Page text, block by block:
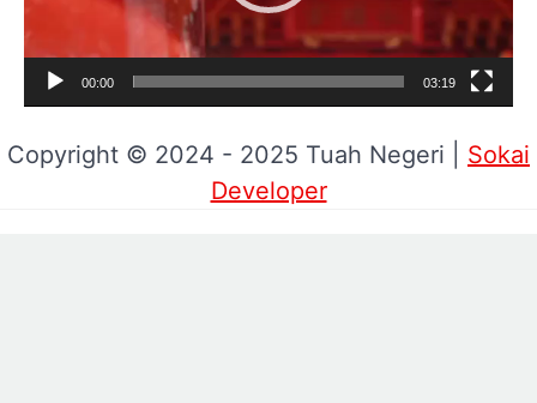
00:00 03:19
Copyright © 2024 - 2025 Tuah Negeri | Sokai
Developer